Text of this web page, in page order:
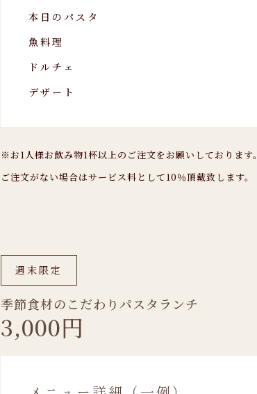
本日のパスタ
魚料理
ドルチェ
デザート
※お1人様お飲み物1杯以上のご注文をお願いしております。
ご注文がない場合はサービス料として10％頂戴致します。
週末限定
季節食材のこだわりパスタランチ
3,000円